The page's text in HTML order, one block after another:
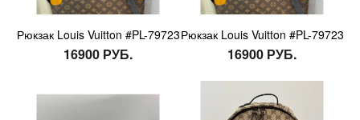
Рюкзак Louis Vuitton #PL-79723
16900 РУБ.
Рюкзак Louis Vuitton #PL-79723
16900 РУБ.